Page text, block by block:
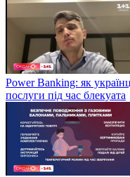
Power Banking: як
послуги під час блекуата